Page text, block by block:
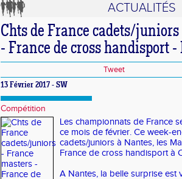
ACTUALITÉS
Chts de France cadets/
- France de cross handisport
Tweet
13 Février 2017 - SW
Compétition
Les championnats de France
ce mois de février. Ce week-
cadets/juniors à Nantes, les
France de cross handisport à
A Nantes, la belle surprise est